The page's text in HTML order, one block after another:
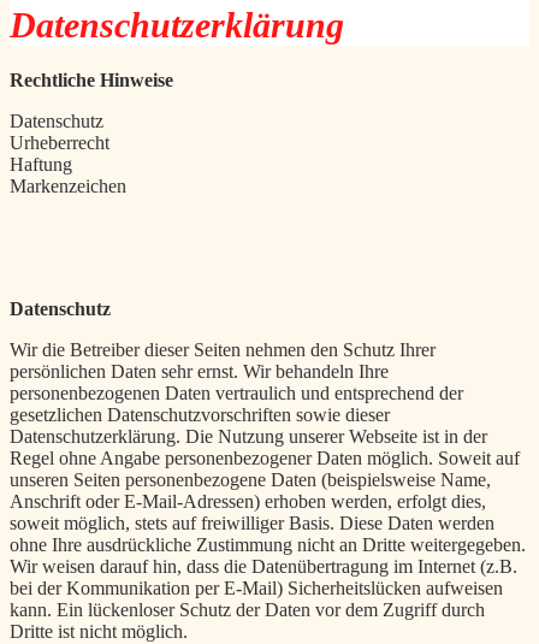
Datenschutzerklärung
Rechtliche Hinweise
Datenschutz
Urheberrecht
Haftung
Markenzeichen
Datenschutz
Wir die Betreiber dieser Seiten nehmen den Schutz Ihrer
persönlichen Daten sehr ernst. Wir behandeln Ihre
personenbezogenen Daten vertraulich und entsprechend der
gesetzlichen Datenschutzvorschriften sowie dieser
Datenschutzerklärung. Die Nutzung unserer Webseite ist in der
Regel ohne Angabe personenbezogener Daten möglich. Soweit auf
unseren Seiten personenbezogene Daten (beispielsweise Name,
Anschrift oder E-Mail-Adressen) erhoben werden, erfolgt dies,
soweit möglich, stets auf freiwilliger Basis. Diese Daten werden
ohne Ihre ausdrückliche Zustimmung nicht an Dritte weitergegeben.
Wir weisen darauf hin, dass die Datenübertragung im Internet (z.B.
bei der Kommunikation per E-Mail) Sicherheitslücken aufweisen
kann. Ein lückenloser Schutz der Daten vor dem Zugriff durch
Dritte ist nicht möglich.